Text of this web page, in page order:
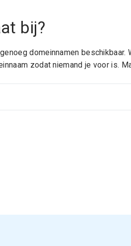
bij?
domeinnamen beschikbaar.
zodat niemand je voor is.